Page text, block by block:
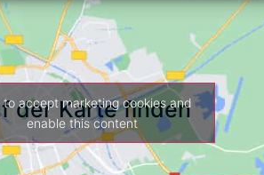
der Karte finden
to accept marketing cookies and
enable this content